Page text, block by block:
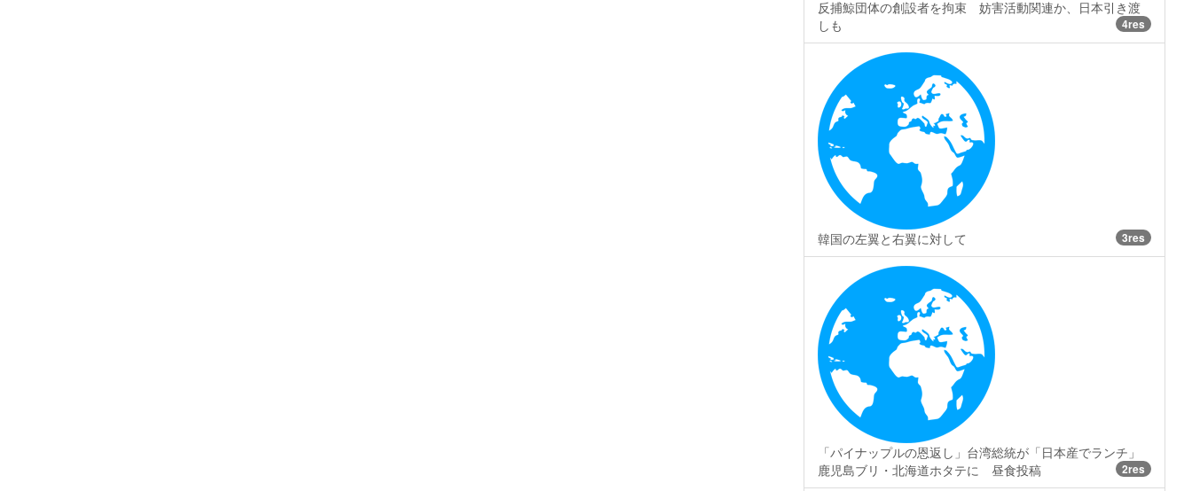
反捕鯨団体の創設者を拘束 妨害活動関連か、日本引き渡
しも
4res
韓国の左翼と右翼に対して 3res
「パイナップルの恩返し」台湾総統が「日本産でランチ」
鹿児島ブリ・北海道ホタテに 昼食投稿
2res